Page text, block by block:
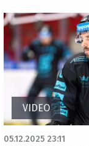
VIDEO
05.12.2025 23:11